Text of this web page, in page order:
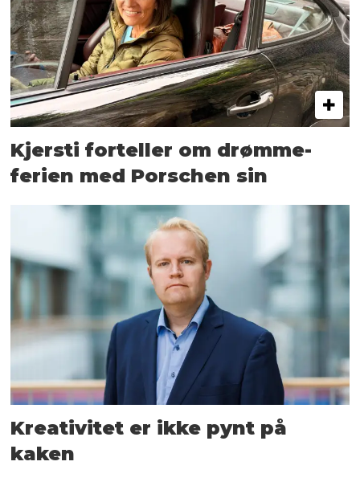
Kjersti forteller om drømme­
ferien med Porschen sin
Kreativitet er ikke pynt på
kaken